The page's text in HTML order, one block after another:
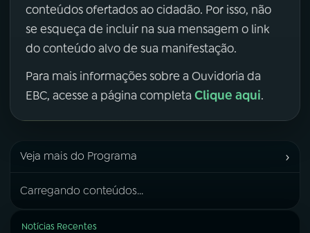
conteúdos ofertados ao cidadão. Por isso, não
se esqueça de incluir na sua mensagem o link
do conteúdo alvo de sua manifestação.
Para mais informações sobre a Ouvidoria da
EBC, acesse a página completa Clique aqui.
Veja mais do Programa ›
Carregando conteúdos...
Notícias Recentes